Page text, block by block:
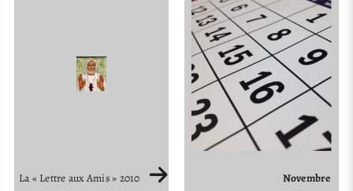
La « Lettre aux Amis » 2010 Novembre